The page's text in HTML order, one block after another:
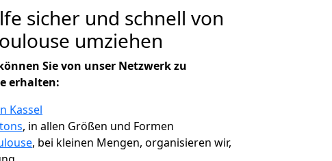
sicher und schnell von
umziehen
Sie von unser Netzwerk zu
erhalten:
Kassel
, in allen Größen und Formen
, bei kleinen Mengen, organisieren wir,